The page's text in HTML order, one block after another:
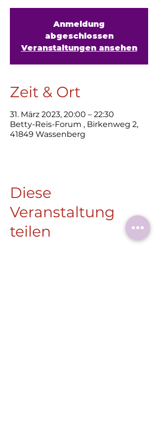
Anmeldung
abgeschlossen
Veranstaltungen ansehen
Zeit & Ort
31. März 2023, 20:00 – 22:30
Betty-Reis-Forum , Birkenweg 2,
41849 Wassenberg
Diese
Veranstaltung
teilen